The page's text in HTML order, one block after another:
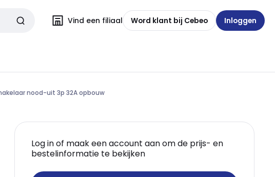
Vind een filiaal Word klant bij Cebeo Inloggen
nood-uit 3p 32A opbouw
Log in of maak een account aan om de prijs- en
bestelinformatie te bekijken